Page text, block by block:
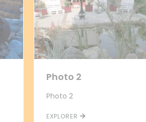
Photo 2
Photo 2
EXPLORER